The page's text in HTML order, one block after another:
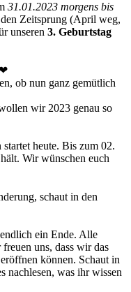
31.01.2023 morgens bis
Zeitsprung (April weg,
unseren 3. Geburtstag
❤
ob nun ganz gemütlich
wir 2023 genau so
heute. Bis zum 02.
Wir wünschen euch
schaut in den
ein Ende. Alle
uns, dass wir das
können. Schaut in
nachlesen, was ihr wissen